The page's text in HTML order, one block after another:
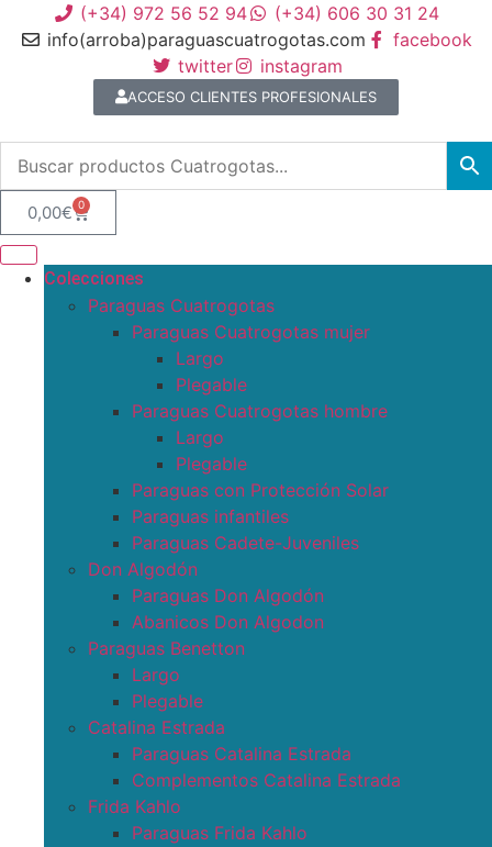
(+34) 972 56 52 94
(+34) 606 30 31 24
info(arroba)paraguascuatrogotas.com
facebook
twitter
instagram
ACCESO CLIENTES PROFESIONALES
0,00€ 0
Colecciones
Paraguas Cuatrogotas
Paraguas Cuatrogotas mujer
Largo
Plegable
Paraguas Cuatrogotas hombre
Largo
Plegable
Paraguas con Protección Solar
Paraguas infantiles
Paraguas Cadete-Juveniles
Don Algodón
Paraguas Don Algodón
Abanicos Don Algodon
Paraguas Benetton
Largo
Plegable
Catalina Estrada
Paraguas Catalina Estrada
Complementos Catalina Estrada
Frida Kahlo
Paraguas Frida Kahlo